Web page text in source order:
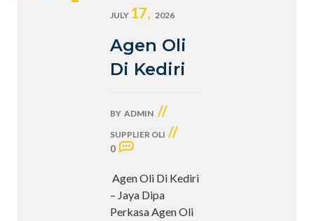
JULY 17, 2026
Agen Oli
Di Kediri
BY ADMIN //
SUPPLIER OLI //
0
Agen Oli Di Kediri
– Jaya Dipa
Perkasa Agen Oli